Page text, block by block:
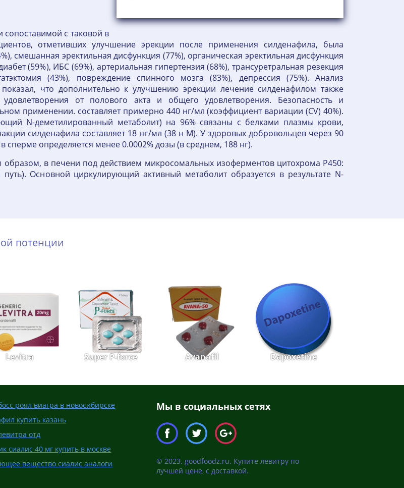
с таковой в
отметивших улучшение эрекции после применения силденафила, была
смешанная эректильная дисфункция (77%), органическая эректильная дисфункция
(59%), ИБС (69%), артериальная гипертензия (68%), трансуретральная резекция
(43%), повреждение спинного мозга (83%), депрессия (75%). Анализ
что дополнительно к улучшению эрекции лечение силденафилом также
от полового акта и общего удовлетворения. Безопасность и
применении. составляет примерно 440 нг/мл (коэффициент вариации (CV) 40%).
N-деметилированный метаболит) на 96% связаны с белками плазмы крови,
силденафила составляет 18 нг/мл (38 н М). У здоровых добровольцев через 90
определяется менее 0.0002% дозы (в среднем, 188 нг).
в печени под действием микросомальных изоферментов цитохрома Р450:
Основной циркулирующий активный метаболит образуется в результате N-
потенции
Levitra Super P-force Avanafil Dapoxetine
роял виагра в новосибирске
купить казань
отд
сиалис 40 мг купить в москве
вещество сиалис аналоги
Мы в социальных сетях
© 2023. goodfoodz.ru. Купите левитру по
лучшей цене, с доставкой.